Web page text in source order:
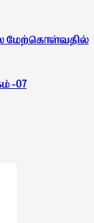
மேற்கொள்வதில்
-07